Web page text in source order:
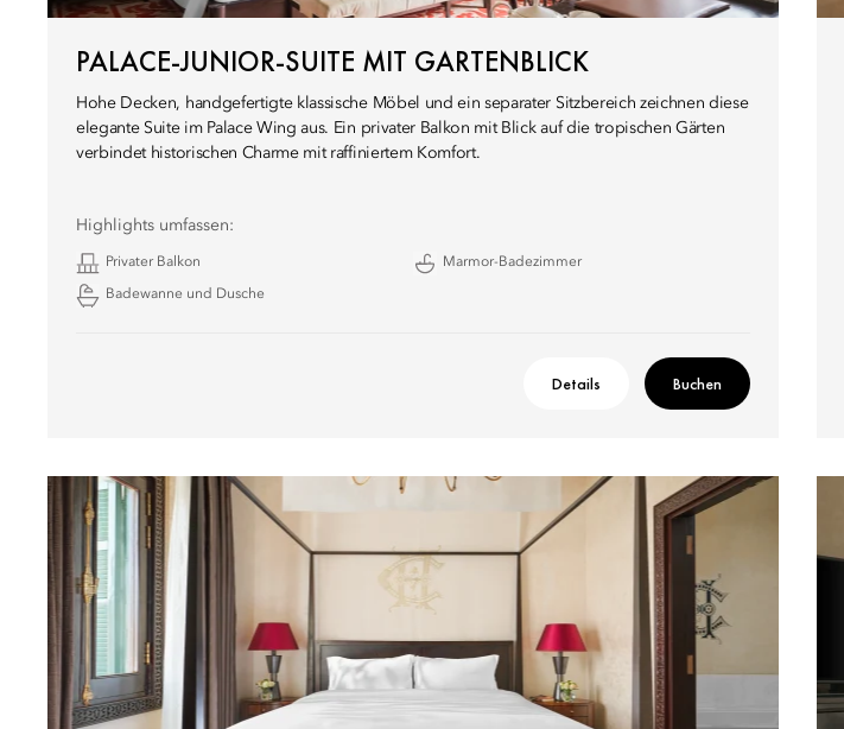
PALACE-JUNIOR-SUITE MIT GARTENBLICK
Hohe Decken, handgefertigte klassische Möbel und ein separater Sitzbereich zeichnen diese
elegante Suite im Palace Wing aus. Ein privater Balkon mit Blick auf die tropischen Gärten
verbindet historischen Charme mit raffiniertem Komfort.
Highlights umfassen:
Privater Balkon Marmor-Badezimmer
Badewanne und Dusche
Details Buchen